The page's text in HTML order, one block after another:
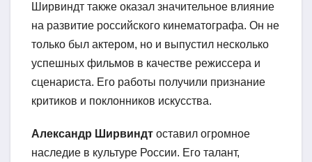
Ширвиндт также оказал значительное влияние
на развитие российского кинематографа. Он не
только был актером, но и выпустил несколько
успешных фильмов в качестве режиссера и
сценариста. Его работы получили признание
критиков и поклонников искусства.
Александр Ширвиндт оставил огромное
наследие в культуре России. Его талант,